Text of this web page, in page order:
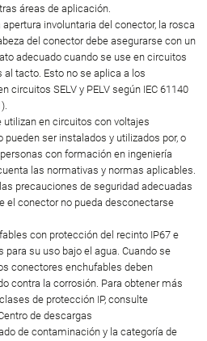
áreas de aplicación.
involuntaria del conector, la rosca
del conector debe asegurarse con un
adecuado cuando se use en circuitos
tacto. Esto no se aplica a los
circuitos SELV y PELV según IEC 61140
utilizan en circuitos con voltajes
pueden ser instalados y utilizados por, o
con formación en ingeniería
las normativas y normas aplicables.
precauciones de seguridad adecuadas
el conector no pueda desconectarse
con protección del recinto IP67 e
para su uso bajo el agua. Cuando se
conectores enchufables deben
contra la corrosión. Para obtener más
de protección IP, consulte
de descargas
de contaminación y la categoría de